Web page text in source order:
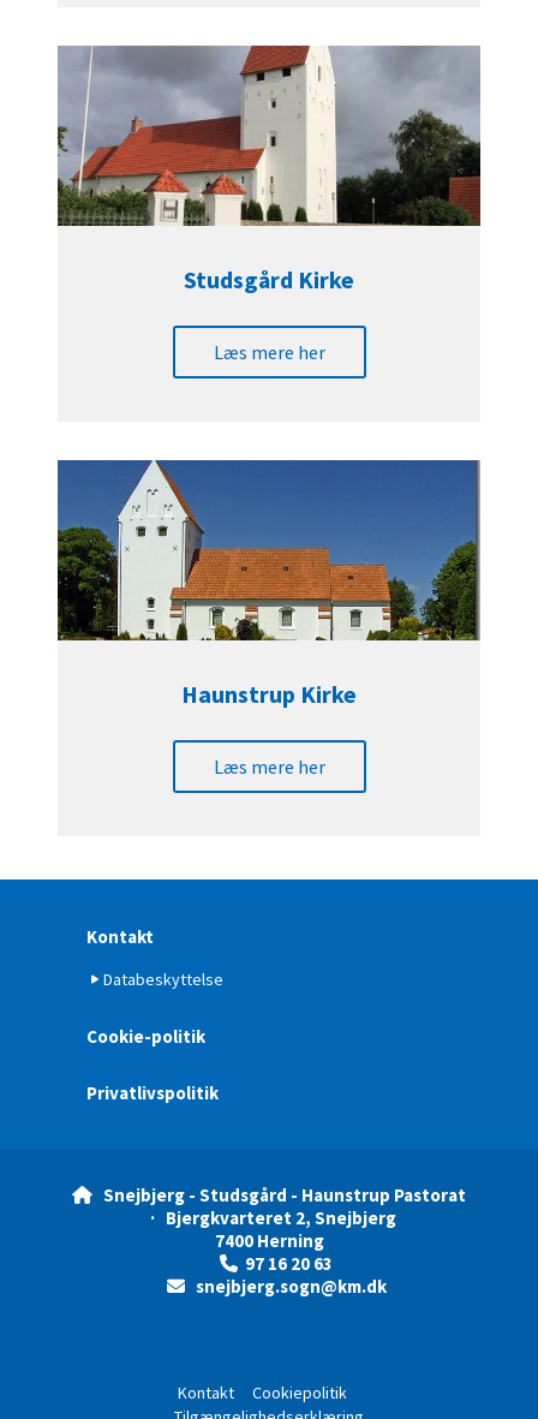
Studsgård Kirke
Læs mere her
Haunstrup Kirke
Læs mere her
Kontakt
Databeskyttelse
Cookie-politik
Privatlivspolitik
 Snejbjerg - Studsgård - Haunstrup Pastorat
· Bjergkvarteret 2, Snejbjerg
7400 Herning
 97 16 20 63
snejbjerg.sogn@km.dk
Kontakt
Cookiepolitik